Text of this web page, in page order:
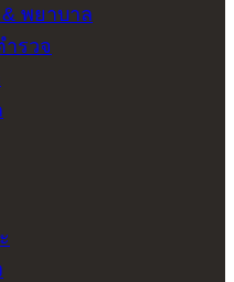
พยาบาล
ำรวจ